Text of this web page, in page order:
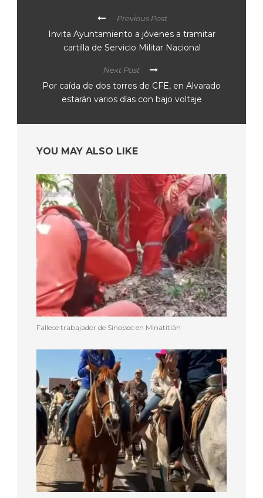
Previous Post
Invita Ayuntamiento a jóvenes a tramitar
cartilla de Servicio Militar Nacional
Next Post
Por caída de dos torres de CFE, en Alvarado
estarán varios días con bajo voltaje
YOU MAY ALSO LIKE
Fallece trabajador de Sinopec en Minatitlán